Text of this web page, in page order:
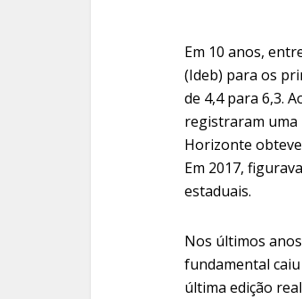
Em 10 anos,
(Ideb) para os
de 4,4 para 6,3.
registraram uma
Horizonte
Em 2017,
estaduais.
Nos últimos
fundamental
última edição